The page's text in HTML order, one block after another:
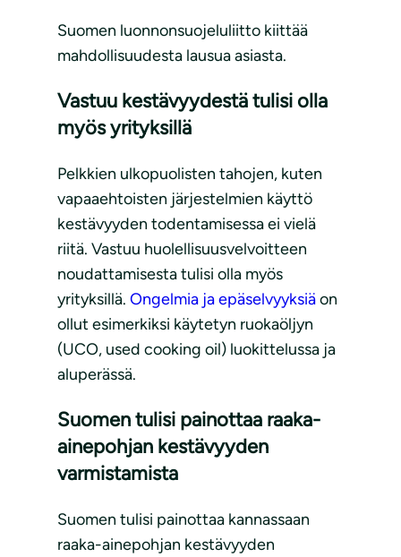
Suomen luonnonsuojeluliitto kiittää
mahdollisuudesta lausua asiasta.
Vastuu kestävyydestä tulisi olla
myös yrityksillä
Pelkkien ulkopuolisten tahojen, kuten
vapaaehtoisten järjestelmien käyttö
kestävyyden todentamisessa ei vielä
riitä. Vastuu huolellisuusvelvoitteen
noudattamisesta tulisi olla myös
yrityksillä. Ongelmia ja epäselvyyksiäon
ollut esimerkiksi käytetyn ruokaöljyn
(UCO, used cooking oil) luokittelussa ja
aluperässä.
Suomen tulisi painottaa raaka-
ainepohjan kestävyyden
varmistamista
Suomen tulisi painottaa kannassaan
raaka-ainepohjan kestävyyden